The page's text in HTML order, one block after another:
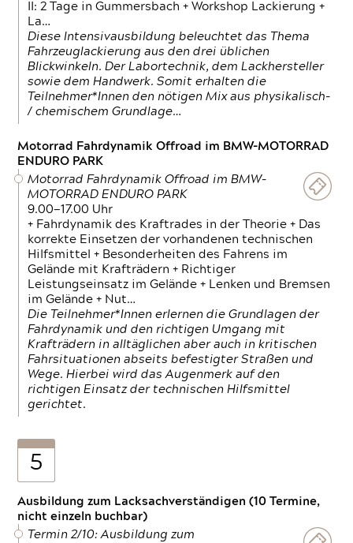
II: 2 Tage in Gummersbach + Workshop Lackierung +
La…
Diese Intensivausbildung beleuchtet das Thema
Fahrzeuglackierung aus den drei üblichen
Blickwinkeln. Der Labortechnik, dem Lackhersteller
sowie dem Handwerk. Somit erhalten die
Teilnehmer*Innen den nötigen Mix aus physikalisch-
/ chemischem Grundlage…
Motorrad Fahrdynamik Offroad im BMW-MOTORRAD
ENDURO PARK
Motorrad Fahrdynamik Offroad im BMW-
MOTORRAD ENDURO PARK
9.00—17.00 Uhr
+ Fahrdynamik des Kraftrades in der Theorie + Das
korrekte Einsetzen der vorhandenen technischen
Hilfsmittel + Besonderheiten des Fahrens im
Gelände mit Krafträdern + Richtiger
Leistungseinsatz im Gelände + Lenken und Bremsen
im Gelände + Nut…
Die Teilnehmer*Innen erlernen die Grundlagen der
Fahrdynamik und den richtigen Umgang mit
Krafträdern in alltäglichen aber auch in kritischen
Fahrsituationen abseits befestigter Straßen und
Wege. Hierbei wird das Augenmerk auf den
richtigen Einsatz der technischen Hilfsmittel
gerichtet.
5
Ausbildung zum Lacksachverständigen (10 Termine,
nicht einzeln buchbar)
Termin 2/10: Ausbildung zum